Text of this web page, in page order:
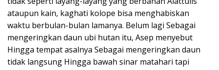
ataupun kain, kaghati kolope bisa menghabiskan
waktu berbulan-bulan lamanya. Belum lagi Sebagai
mengeringkan daun ubi hutan itu, Asep menyebut
Hingga tempat asalnya Sebagai mengeringkan daun
tidak langsung Hingga bawah sinar matahari tapi